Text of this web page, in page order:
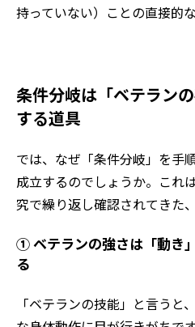
持っていない）ことの直接的な
条件分岐は「ベテラン
する道具
では、なぜ「条件分岐」を手
成立するのでしょうか。これ
究で繰り返し確認されてきた
① ベテランの強さは「動き
る
「ベテランの技能」と言うと